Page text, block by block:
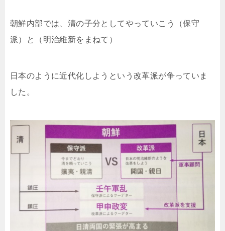
朝鮮内部では、清の子分としてやっていこう（保守
派）と（明治維新をまねて）
日本のように近代化しようという改革派が争っていま
した。